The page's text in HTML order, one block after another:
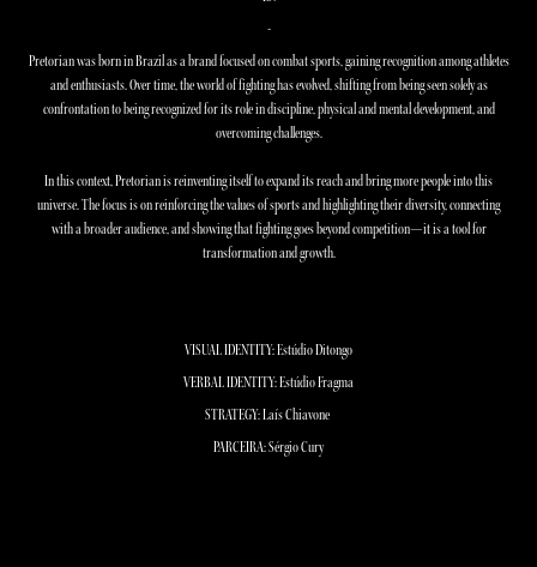
-
Pretorian was born in Brazil as a brand focused on combat sports, gaining recognition among athletes
and enthusiasts. Over time, the world of fighting has evolved, shifting from being seen solely as
confrontation to being recognized for its role in discipline, physical and mental development, and
overcoming challenges.
In this context, Pretorian is reinventing itself to expand its reach and bring more people into this
universe. The focus is on reinforcing the values of sports and highlighting their diversity, connecting
with a broader audience, and showing that fighting goes beyond competition—it is a tool for
transformation and growth.
VISUAL IDENTITY: Estúdio Ditongo
VERBAL IDENTITY: Estúdio Fragma
STRATEGY: Laís Chiavone
PARCEIRA: Sérgio Cury